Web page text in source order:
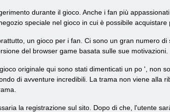
durante il gioco. Anche i fan più
speciale nel gioco in cui è possibile
un gioco per i fan. Ci sono un gran numero
del browser game basata sulle sue motivazioni.
originale qui sono stati dimenticati un po ', non
di avventure incredibili. La trama non viene alla
la registrazione sul sito. Dopo di che, l'utente